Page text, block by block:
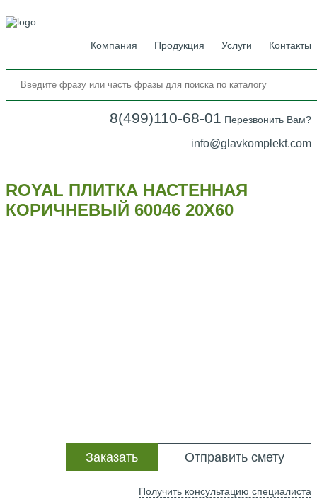
Компания Продукция Услуги Контакты
8(499)110-68-01 Перезвонить Вам?
info@glavkomplekt.com
ROYAL ПЛИТКА НАСТЕННАЯ
КОРИЧНЕВЫЙ 60046 20Х60
Отправить смету
Заказать
Получить консультацию специалиста